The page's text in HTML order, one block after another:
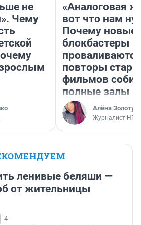
не
Чему
«Аналоговая
вот что нам
Почему новые
блокбастеры
повторы
фильмов
полные залы
Алёна
Журналист НГС
ленивые беляши —
от жительницы
4